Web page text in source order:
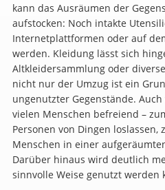
kann das Ausräumen der
aufstocken: Noch intakte
Internetplattformen oder auf
werden. Kleidung lässt sich
Altkleidersammlung oder
nicht nur der Umzug ist ein
ungenutzter Gegenstände.
vielen Menschen befreiend –
Personen von Dingen
Menschen in einer
Darüber hinaus wird deutlich
sinnvolle Weise genutzt werden